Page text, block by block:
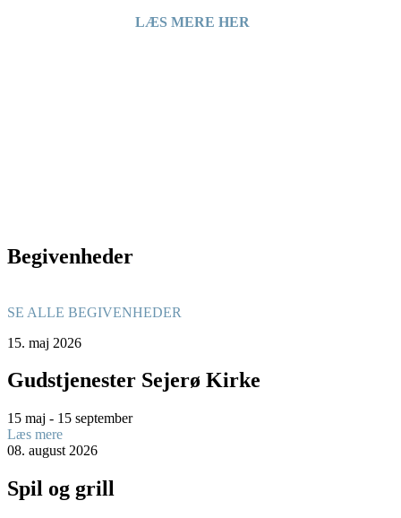
LÆS MERE HER
Begivenheder
SE ALLE BEGIVENHEDER
15. maj 2026
Gudstjenester Sejerø Kirke
15 maj - 15 september
Læs mere
08. august 2026
Spil og grill